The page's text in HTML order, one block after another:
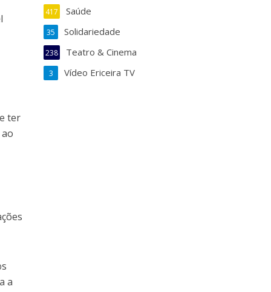
ter
a
Saúde
417
Solidariedade
35
Teatro & Cinema
238
Vídeo Ericeira TV
3